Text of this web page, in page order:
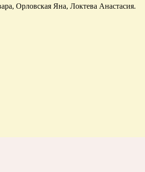
Орловская Яна, Локтева Анастасия.